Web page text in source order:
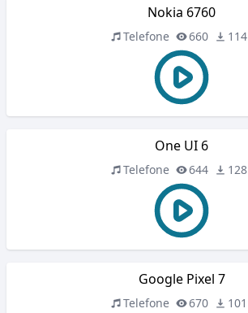
Nokia 6760
Telefone 660 114
One UI 6
Telefone 644 128
Google Pixel 7
Telefone 670 101